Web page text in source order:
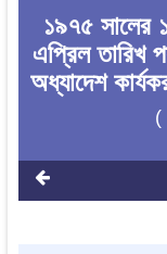
১৯৭৫
এপ্রিল তারিখ
অধ্যাদেশ
(